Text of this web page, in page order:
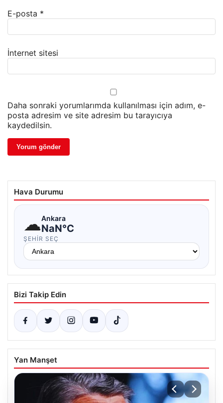
E-posta *
İnternet sitesi
Daha sonraki yorumlarımda kullanılması için adım, e-
posta adresim ve site adresim bu tarayıcıya
kaydedilsin.
Hava Durumu
☁Ankara
NaN°C
ŞEHIR SEÇ
Bizi Takip Edin
Yan Manşet